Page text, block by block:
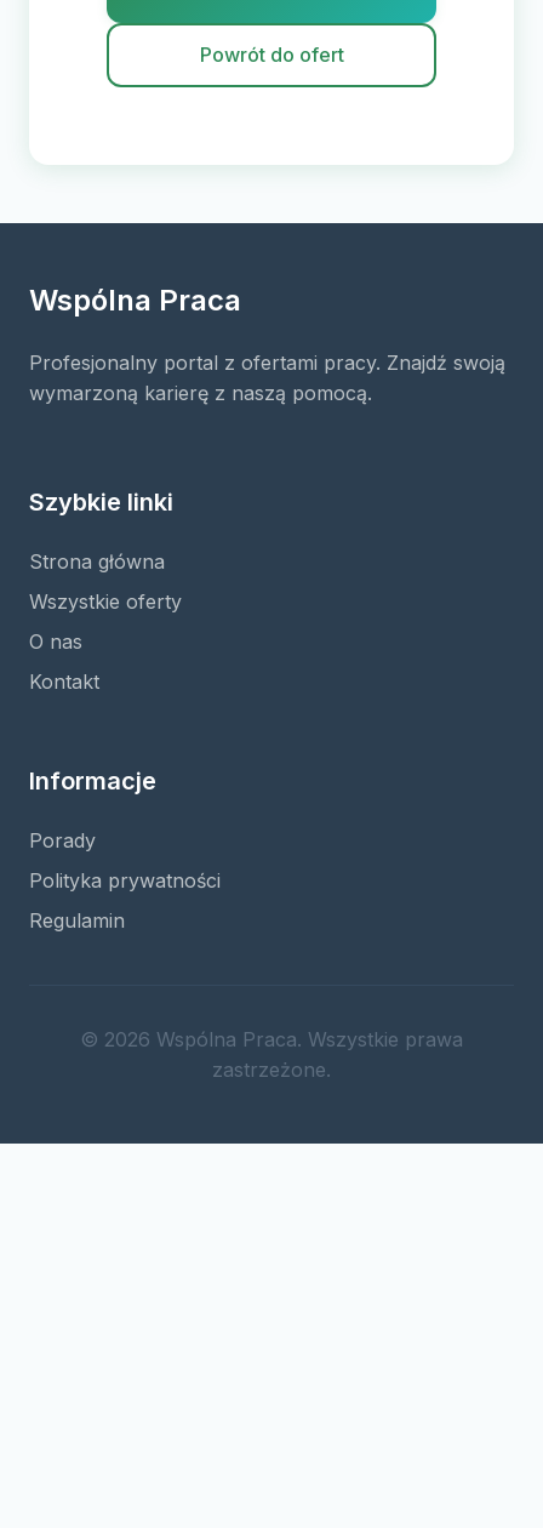
Powrót do ofert
Wspólna Praca
Profesjonalny portal z ofertami pracy. Znajdź swoją
wymarzoną karierę z naszą pomocą.
Szybkie linki
Strona główna
Wszystkie oferty
O nas
Kontakt
Informacje
Porady
Polityka prywatności
Regulamin
© 2026 Wspólna Praca. Wszystkie prawa
zastrzeżone.